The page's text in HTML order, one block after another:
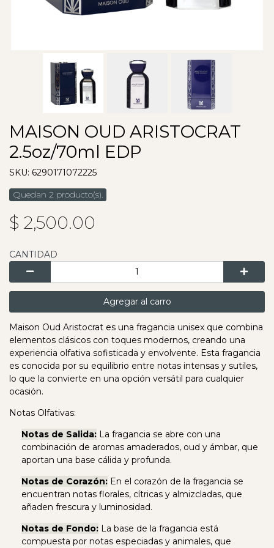
MAISON OUD ARISTOCRAT
2.5oz/70ml EDP
SKU: 6290171072225
Quedan 2 producto(s).
$ 2,500.00
CANTIDAD
Agregar al carro
Maison Oud Aristocrat es una fragancia unisex que combina
elementos clásicos con toques modernos, creando una
experiencia olfativa sofisticada y envolvente. Esta fragancia
es conocida por su equilibrio entre notas intensas y sutiles,
lo que la convierte en una opción versátil para cualquier
ocasión.
Notas Olfativas:
Notas de Salida: La fragancia se abre con una
combinación de aromas amaderados, oud y ámbar, que
aportan una base cálida y profunda.
Notas de Corazón: En el corazón de la fragancia se
encuentran notas florales, cítricas y almizcladas, que
añaden frescura y luminosidad.
Notas de Fondo: La base de la fragancia está
compuesta por notas especiadas y animales, que